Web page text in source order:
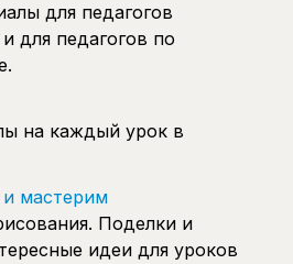
для педагогов
для педагогов по
на каждый урок в
мастерим
Поделки и
идеи для уроков